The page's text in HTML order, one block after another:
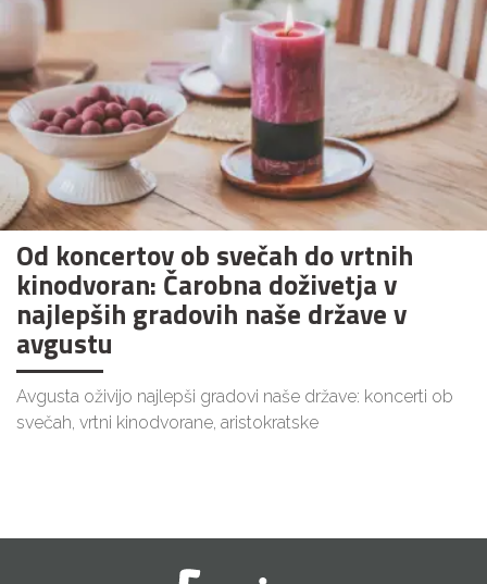
Od koncertov ob svečah do vrtnih
kinodvoran: Čarobna doživetja v
najlepših gradovih naše države v
avgustu
Avgusta oživijo najlepši gradovi naše države: koncerti ob
svečah, vrtni kinodvorane, aristokratske